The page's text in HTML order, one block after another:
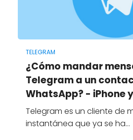
TELEGRAM
¿Cómo mandar
Telegram a un
WhatsApp? - iPhone
Telegram es un cliente de
instantánea que ya se ha…